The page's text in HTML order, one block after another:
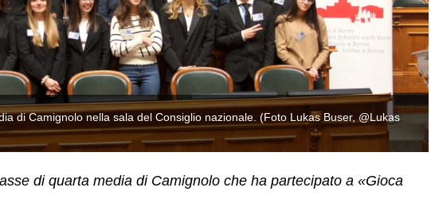
di Camignolo nella sala del Consiglio nazionale. (Foto Lukas Buser, @Lukas
di quarta media di Camignolo che ha partecipato a «Gioca